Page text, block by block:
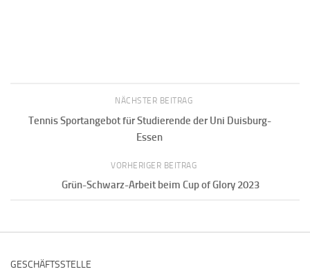
NÄCHSTER BEITRAG
Tennis Sportangebot für Studierende der Uni Duisburg-
Essen
VORHERIGER BEITRAG
Grün-Schwarz-Arbeit beim Cup of Glory 2023
GESCHÄFTSSTELLE